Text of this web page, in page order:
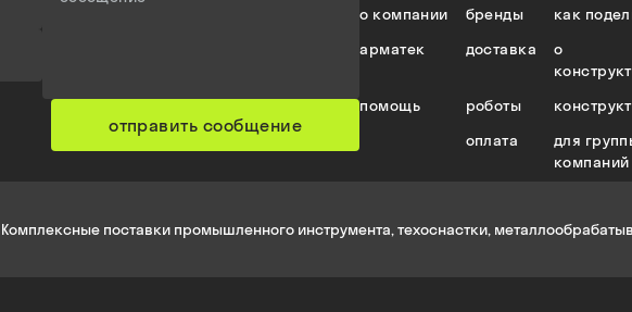
отправить сообщение
как
бренды
о компании
о
доставка
арматек
роботы
помощь
для
компаний
оплата
Комплексные поставки промышленного инструмента, техоснастки,